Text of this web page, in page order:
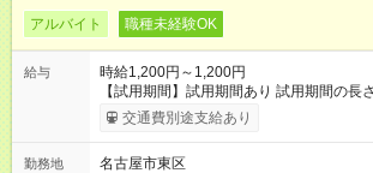
アルバイト 職種未経験OK
給与
時給1,200円～1,200円
【試用期間】試用期間あり 試用期間の長
給与は本採用時と同じです。
交通費別途支給あり
勤務地
名古屋市東区